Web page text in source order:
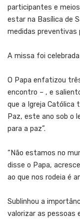
participantes e
estar na Basílica de
medidas preventivas
A missa foi
O Papa enfatizou
encontro – , e
que a Igreja Católica
Paz, este ano sob o
para a paz”.
“Não estamos no
disse o Papa,
ao que nos rodeia é
Sublinhou a
valorizar as pessoas